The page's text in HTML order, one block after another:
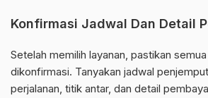
Konfirmasi Jadwal Dan Detail
Setelah memilih layanan, pastikan
dikonfirmasi. Tanyakan jadwal
perjalanan, titik antar, dan detail